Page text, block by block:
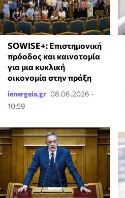
SOWISE+: Επιστημονική
πρόοδος και καινοτομία
για μια κυκλική
οικονομία στην πράξη
ienergeia.gr 08.06.2026 -
10:59